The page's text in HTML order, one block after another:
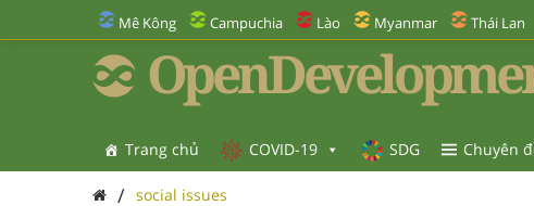
Mê Kông Campuchia Lào Myanmar Thái Lan
Trang chủ COVID-19 SDG Chuyên
/ social issues